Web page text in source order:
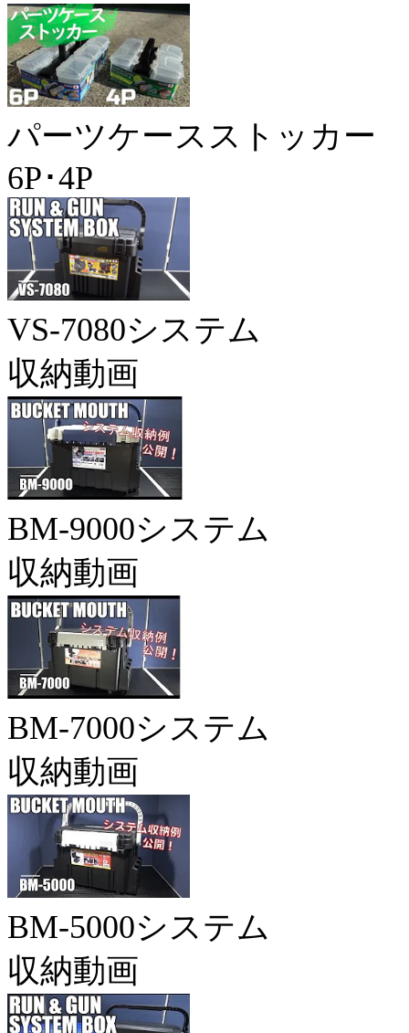
パーツケースストッカー
6P･4P
VS-7080システム
収納動画
BM-9000システム
収納動画
BM-7000システム
収納動画
BM-5000システム
収納動画